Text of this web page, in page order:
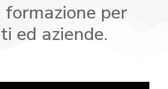
formazione per
ed aziende.